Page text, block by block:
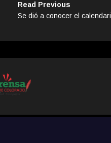
Read Previous
Se dió a conocer el